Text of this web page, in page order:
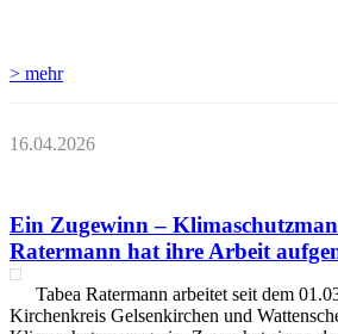
> mehr
16.04.2026
Ein Zugewinn –
Ratermann hat ihre Arbeit
Tabea Ratermann arbeitet seit dem
Kirchenkreis Gelsenkirchen und